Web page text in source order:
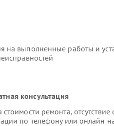
на выполненные работы и
консультация
ремонта, отсутствие
по телефону или онлайн